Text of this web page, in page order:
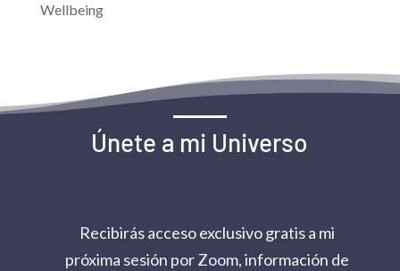
Wellbeing
Únete a mi Universo
Recibirás acceso exclusivo gratis a mi
próxima sesión por Zoom, información de